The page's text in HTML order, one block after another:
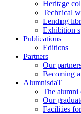
Heritage
Technical
Lending
Exhibition
Publications
Editions
Partners
Our partners
Becoming
AlumnisdaT
The alumni
Our
Facilities